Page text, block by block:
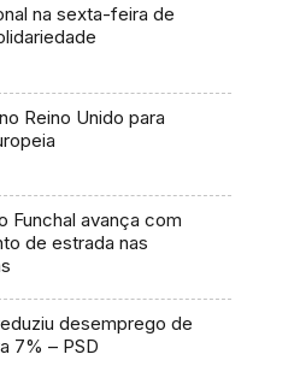
na sexta-feira de
Reino Unido para
Funchal avança com
de estrada nas
desemprego de
7% – PSD